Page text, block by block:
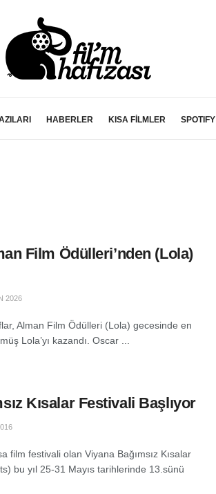
HABERLER KISA FİLMLER SPOTIFY
Film Ödülleri’nden (Lola)
2026
Alman Film Ödülleri (Lola) gecesinde en
Lola’yı kazandı. Oscar ...
Kısalar Festivali Başlıyor
film festivali olan Viyana Bağımsız Kısalar
bu yıl 25-31 Mayıs tarihlerinde 13.sünü